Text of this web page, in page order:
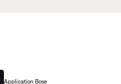
Application Bose